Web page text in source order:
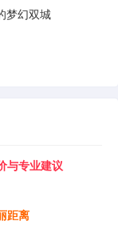
梦幻双城
与专业建议
距离